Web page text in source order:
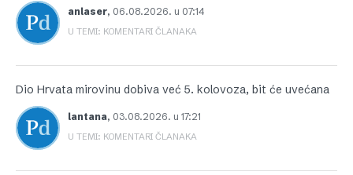
anlaser, 06.08.2026. u 07:14
U TEMI: KOMENTARI ČLANAKA
Dio Hrvata mirovinu dobiva već 5. kolovoza, bit će uvećana
lantana, 03.08.2026. u 17:21
U TEMI: KOMENTARI ČLANAKA